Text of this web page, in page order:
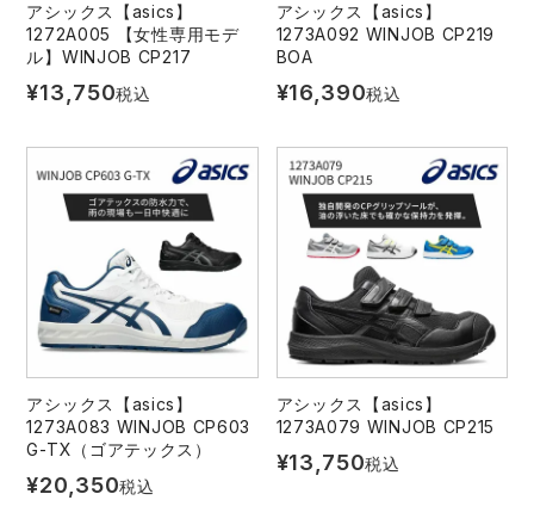
アシックス【asics】
1272A005 【女性専用モデ
ル】WINJOB CP217
¥13,750税込
アシックス【asics】
1273A092 WINJOB CP219
BOA
¥16,390税込
アシックス【asics】
1273A083 WINJOB CP603
G-TX（ゴアテックス）
¥20,350税込
アシックス【asics】
1273A079 WINJOB CP215
¥13,750税込